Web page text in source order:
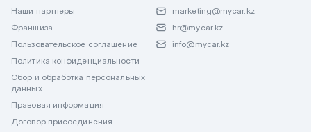
Наши партнеры
Франшиза
Пользовательское соглашение
Политика конфиденциальности
Сбор и обработка персональных
данных
Правовая информация
Договор присоединения
marketing@mycar.kz
hr@mycar.kz
info@mycar.kz